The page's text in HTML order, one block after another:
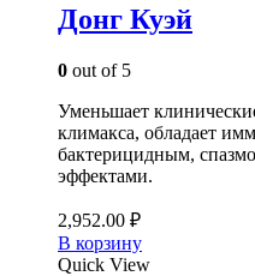
Донг Куэй
0 out of 5
Уменьшает
климакса, обладает
бактерицидным,
эффектами.
2,952.00 ₽
В корзину
Quick View